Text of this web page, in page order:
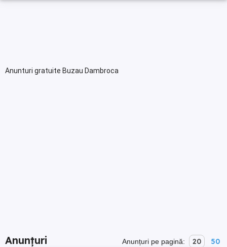
Anunturi gratuite Buzau Dambroca
Anunțuri Anunțuri pe pagină: 20 50